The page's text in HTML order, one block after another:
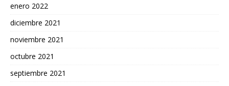
enero 2022
diciembre 2021
noviembre 2021
octubre 2021
septiembre 2021